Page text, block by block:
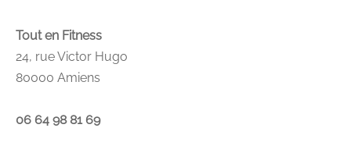
Tout en Fitness
24, rue Victor Hugo
80000 Amiens
06 64 98 81 69